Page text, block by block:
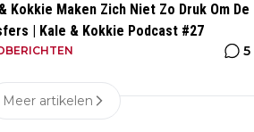
Kokkie Maken Zich Niet Zo Druk Om De
| Kale & Kokkie Podcast #27
5
Meer artikelen